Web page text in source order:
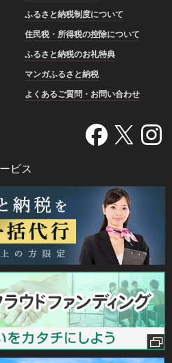
ふるさと納税制度について
住民税・所得税の控除について
ふるさと納税のお礼特典
マンガふるさと納税
よくあるご質問・お問い合わせ
ビス